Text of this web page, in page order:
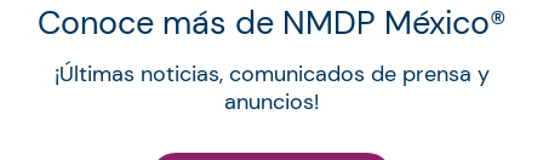
Conoce más de NMDP México®︎
¡Últimas noticias, comunicados de prensa y
anuncios!